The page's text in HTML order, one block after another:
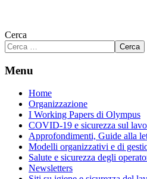
Cerca
Cerca
Menu
Home
Organizzazione
I Working Papers di Olympus
COVID-19 e sicurezza sul
Approfondimenti, Guide alla
Modelli organizzativi e di
Salute e sicurezza degli
Newsletters